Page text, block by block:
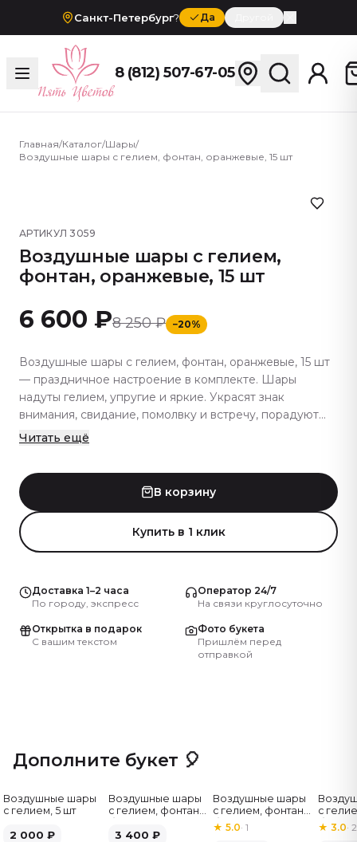
Санкт-Петербург? Да
8 (812) 507-67-05
Главная/Каталог/Шары/
Воздушные шары с гелием, фонтан, оранжевые, 15 шт
АРТИКУЛ3059
Воздушные шары с гелием,
фонтан, оранжевые, 15 шт
6 600 ₽8 250 ₽ −20%
Воздушные шары с гелием, фонтан, оранжевые, 15 шт
— праздничное настроение в комплекте. Шары
надуты гелием, упругие и яркие. Украсят знак
внимания, свидание, помолвку и встречу, порадуют
жене, невесте и дочери. Каждый шар проверяется
живых цветов или бенто-торт, праздничное сочетание.
Похожие гелиевые композиции есть в нашем каталоге
— на любой повод и размер. Артикул: 3059.
Читать ещё
В корзину
Купить в 1 клик
Доставка 1–2 часа
По городу, экспресс
Оператор 24/7
На связи круглосуточно
Открытка в подарок
С вашим текстом
Фото букета
Пришлём перед
отправкой
Дополните букет 🎈
Воздушные шары
с гелием, 5 шт
2 000 ₽
Воздушные шары
с гелием, фонтан,
шт
3 400 ₽
Воздушные шары
с гелием, фонтан,
бело-розовые, 7
шт
★5.0·1
с
бело-
★ 3.0· 2